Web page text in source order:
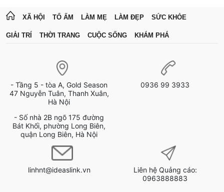
XÃ HỘI TỔ ẤM LÀM MẸ LÀM ĐẸP SỨC KHỎE
GIẢI TRÍ THỜI TRANG CUỘC SỐNG KHÁM PHÁ
- Tầng 5 - tòa A, Gold Season
47 Nguyễn Tuân, Thanh Xuân,
Hà Nội
- Số nhà 2B ngõ 175 đường
Bát Khối, phường Long Biên,
quận Long Biên, Hà Nội
0936 99 3933
linhnt@ideaslink.vn
Liên hệ Quảng cáo:
0963888883